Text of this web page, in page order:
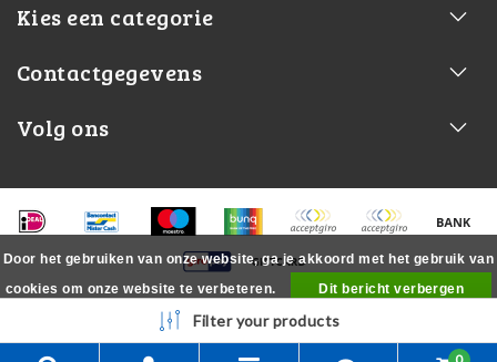
Kies een categorie
Contactgegevens
Volg ons
Filter your products
Door het gebruiken van onze website, ga je akkoord met het gebruik van
cookies om onze website te verbeteren.
Dit bericht verbergen
Meer over cookies »